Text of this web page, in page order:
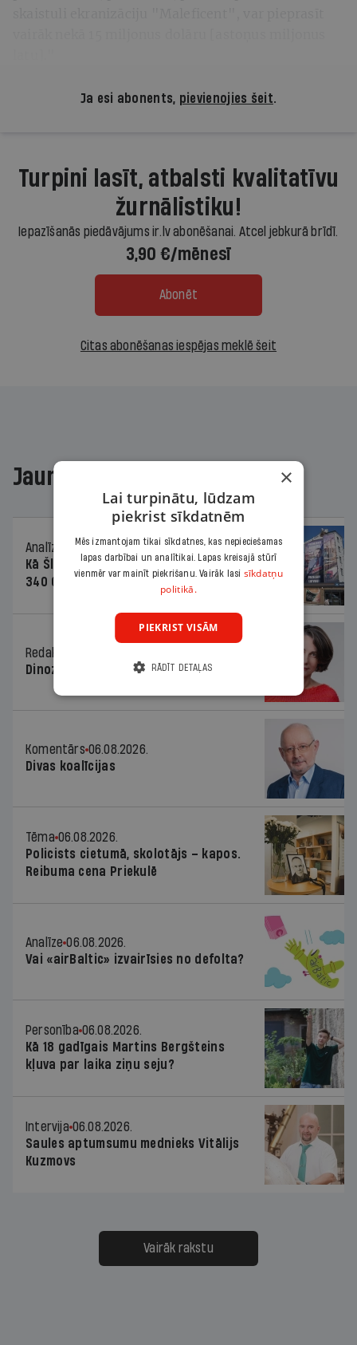
Ja esi abonents, pievienojies šeit.
Turpini lasīt, atbalsti kvalitatīvu
žurnālistiku!
Iepazīšanās piedāvājums ir.lv abonēšanai. Atcel jebkurā brīdī.
3,90 €/mēnesī
Abonēt
Citas abonēšanas iespējas meklē šeit
Jaunākajā žurnālā
Analīze
06.08.2026.
Kā Šlesera partija palika nesodīta par
340 000 vērtu reklāmas kampaņu
Redaktores sleja
Dinozaura triks
Komentārs 06.08.2026.
Divas koalīcijas
Tēma 06.08.2026.
Policists cietumā, skolotājs – kapos.
Reibuma cena Priekulē
Analīze 06.08.2026.
Vai «airBaltic» izvairīsies no defolta?
Personība 06.08.2026.
Kā 18 gadīgais Martins Bergšteins
kļuva par laika ziņu seju?
Intervija 06.08.2026.
Saules aptumsumu mednieks Vitālijs
Kuzmovs
Vairāk rakstu
×
Lai turpinātu, lūdzam
piekrist sīkdatnēm
Mēs izmantojam tikai sīkdatnes, kas nepieciešamas
lapas darbībai un analītikai. Lapas kreisajā stūrī
vienmēr var mainīt piekrišanu. Vairāk lasi sīkdatņu
politikā.
PIEKRIST VISĀM
RĀDĪT DETAĻAS